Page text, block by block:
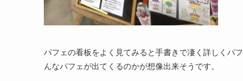
パフェの看板をよく見てみると手書きで凄く詳しくパ
んなパフェが出てくるのかが想像出来そうです。